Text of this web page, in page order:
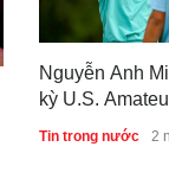
Nguyễn Anh
kỳ U.S.
Tin trong nước 2